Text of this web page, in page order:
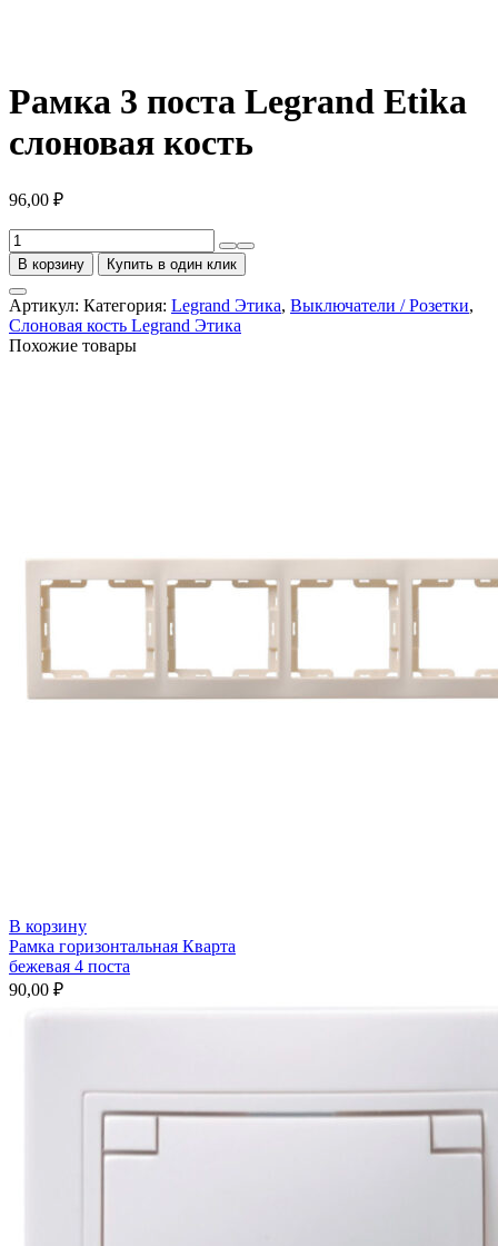
Рамка 3 поста Legrand Etika
слоновая кость
96,00 ₽
Количество
товара
Рамка
3
поста
Legrand
Etika
В корзину Купить в один клик
Артикул: Категория: Legrand Этика, Выключатели / Розетки,
Слоновая кость Legrand Этика
Похожие товары
В корзину
Рамка горизонтальная Кварта
бежевая 4 поста
90,00 ₽